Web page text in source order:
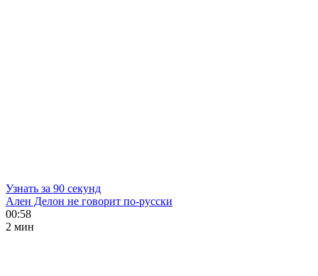
Узнать за 90 секунд
Ален Делон не говорит по-русски
00:58
2 мин